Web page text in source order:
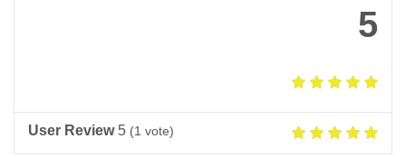
5
User Review 5 (1 vote)